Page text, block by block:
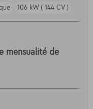
106 kW ( 144 CV )
mensualité de